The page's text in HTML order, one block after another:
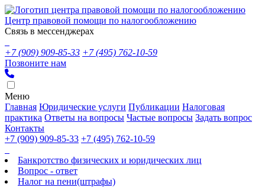
Центр правовой помощи по налогообложению
Связь в мессенджерах
+7 (909) 909-85-33 +7 (495) 762-10-59
Позвоните нам
Меню
Главная Юридические услуги Публикации Налоговая
практика Ответы на вопросы Частые вопросы Задать вопрос
Контакты
+7 (909) 909-85-33 +7 (495) 762-10-59
Банкротство физических и юридических лиц
Вопрос - ответ
Налог на пени(штрафы)